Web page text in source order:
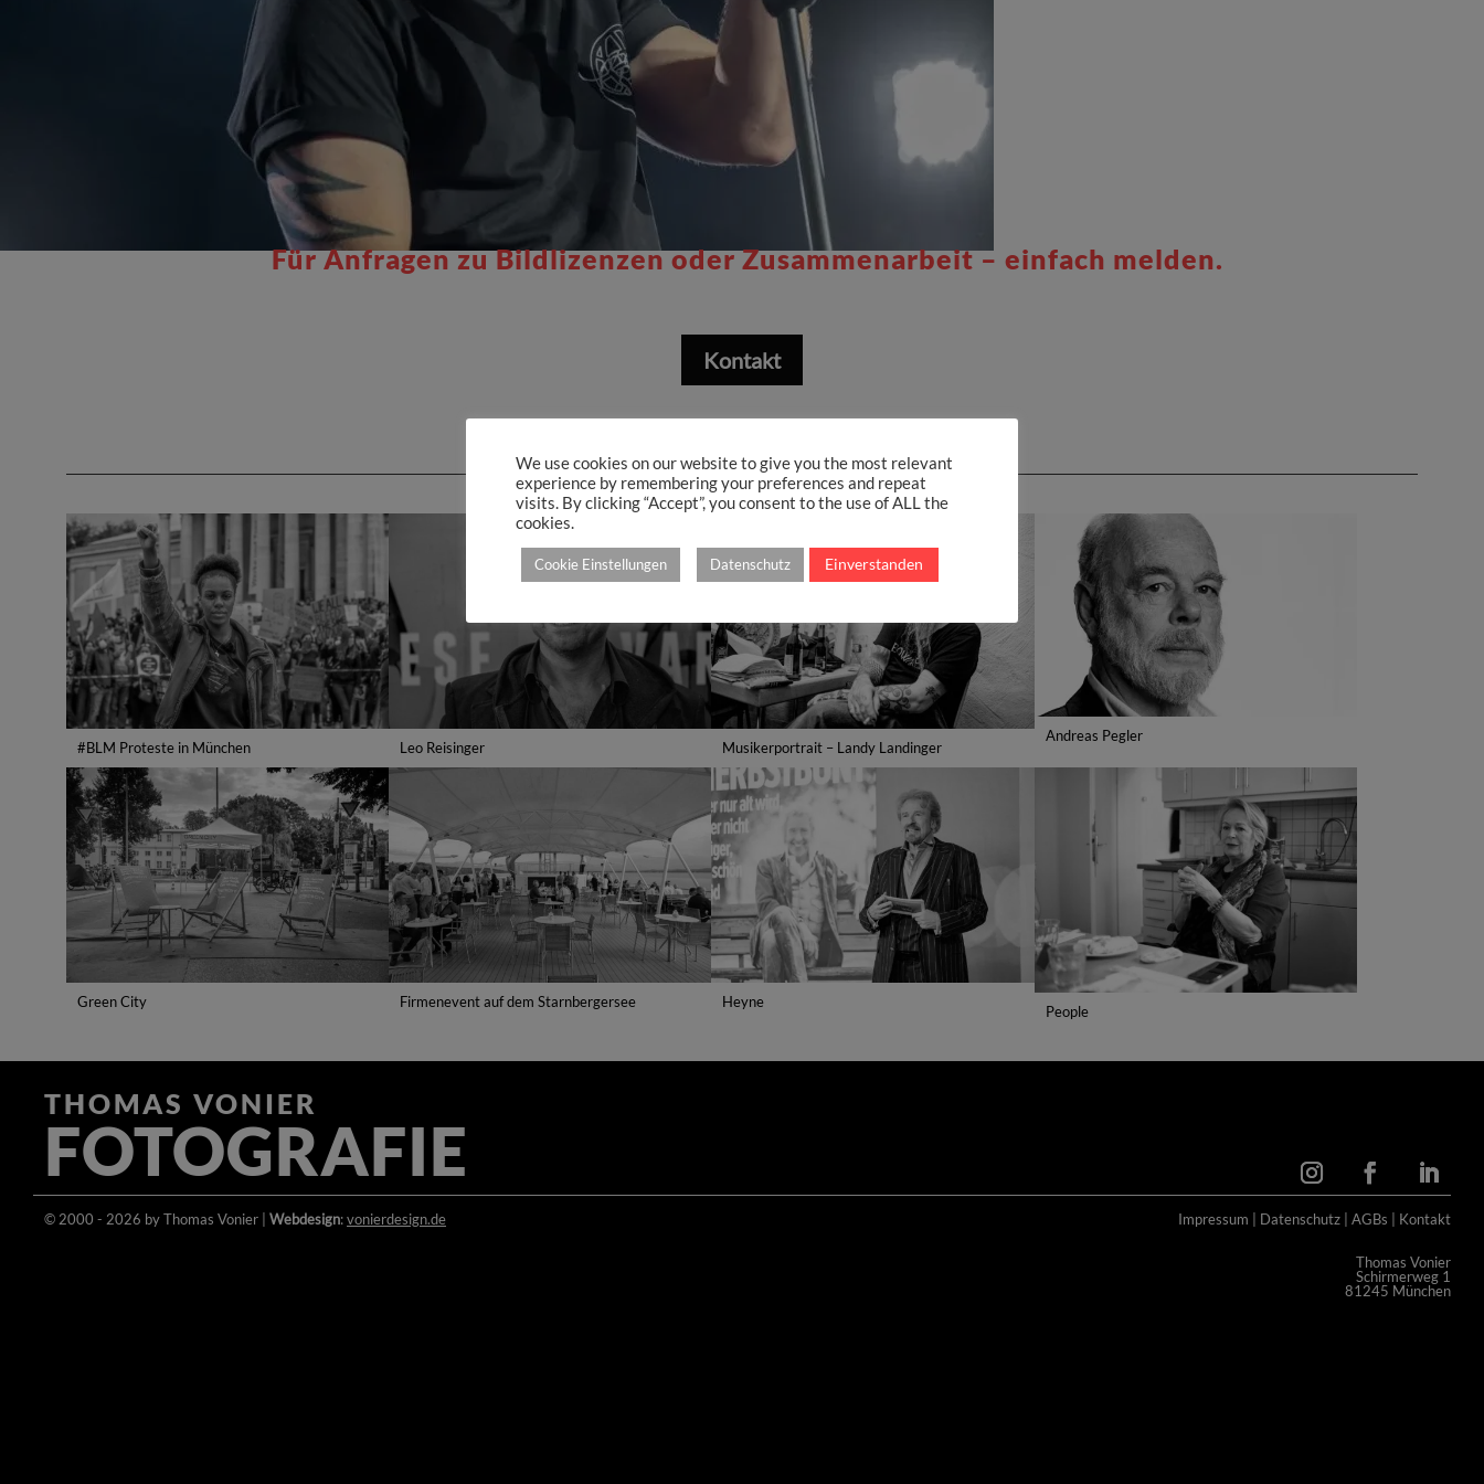
Für Anfragen zu Bildlizenzen oder Zusammenarbeit – einfach melden.
Kontakt
MEHR PORTFOLIOS
#BLM Proteste in München Leo Reisinger Musikerportrait – Landy Landinger
Andreas Pegler
Green City Firmenevent auf dem Starnbergersee Heyne
People
THOMAS VONIER
FOTOGRAFIE
© 2000 - 2026 by Thomas Vonier | Webdesign: vonierdesign.de Impressum Datenschutz AGBs Kontakt
Thomas Vonier
Schirmerweg 1
81245 München
We use cookies on our website to give you the most relevant
experience by remembering your preferences and repeat
visits. By clicking “Accept”, you consent to the use of ALL the
cookies.
Cookie Einstellungen Datenschutz Einverstanden